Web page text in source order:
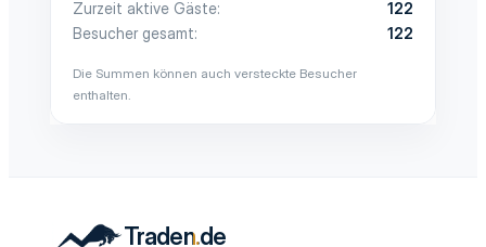
Zurzeit aktive Gäste
122
Besucher gesamt
122
Die Summen können auch versteckte Besucher
enthalten.